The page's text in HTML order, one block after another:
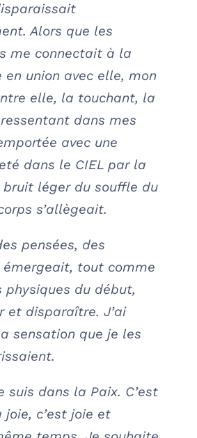
Alors que les
me connectait à la
en union avec elle, mon
elle, la touchant, la
dans mes
avec une
dans le CIEL par la
léger du souffle du
s’allègeait.
pensées, des
émergeait, tout comme
physiques du début,
et disparaître. J’ai
sensation que je les
suis dans la Paix. C’est
c’est joie et